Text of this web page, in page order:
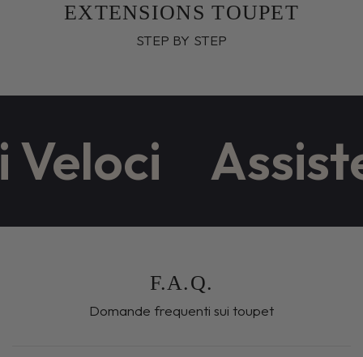
EXTENSIONS TOUPET
STEP BY STEP
F.A.Q.
Domande frequenti sui toupet